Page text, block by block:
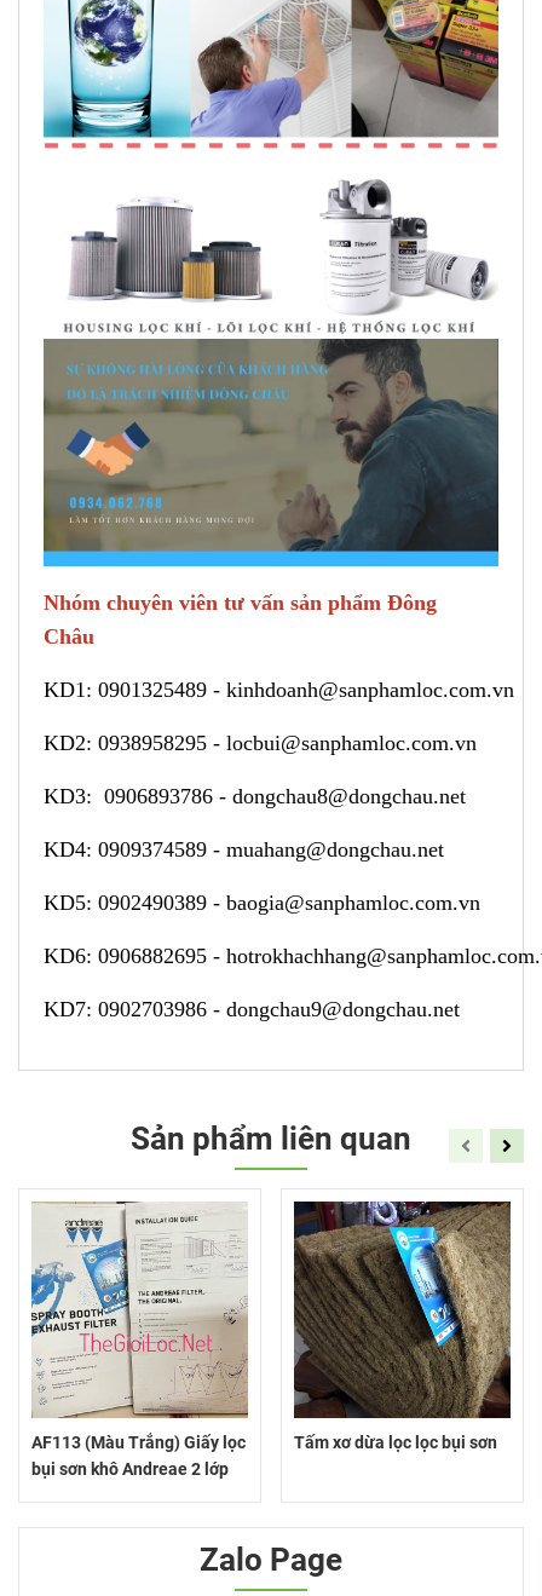
Nhóm chuyên viên tư vấn sản phẩm Đông
Châu
KD1: 0901325489 - kinhdoanh@sanphamloc.com.vn
KD2: 0938958295 - locbui@sanphamloc.com.vn
KD3: 0906893786 - dongchau8@dongchau.net
KD4: 0909374589 - muahang@dongchau.net
KD5: 0902490389 - baogia@sanphamloc.com.vn
KD6: 0906882695 -
KD7: 0902703986 - dongchau9@dongchau.net
Sản phẩm liên quan
AF113 (Màu Trắng) Giấy lọc
bụi sơn khô Andreae 2 lớp
Tấm xơ dừa lọc lọc bụi sơn
Zalo Page